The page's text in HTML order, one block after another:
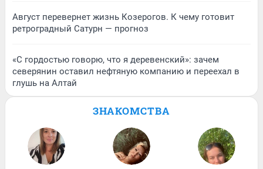
Август перевернет жизнь Козерогов. К чему готовит
ретроградный Сатурн — прогноз
«С гордостью говорю, что я деревенский»: зачем
северянин оставил нефтяную компанию и переехал в
глушь на Алтай
ЗНАКОМСТВА